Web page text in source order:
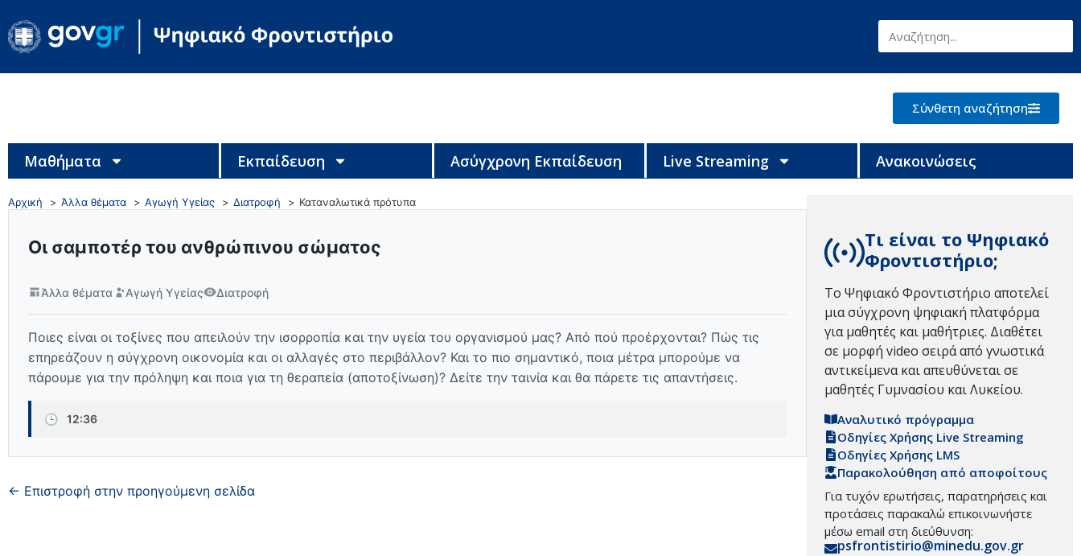
Σύνθετη αναζήτηση
Μαθήματα Εκπαίδευση Ασύγχρονη Εκπαίδευση Live Streaming Ανακοινώσεις
Αρχική Άλλα θέματα Αγωγή Υγείας Διατροφή Καταναλωτικά πρότυπα
Οι σαμποτέρ του ανθρώπινου σώματος
Άλλα θέματα Αγωγή Υγείας Διατροφή
Ποιες είναι οι τοξίνες που απειλούν την ισορροπία και την υγεία του οργανισμού μας? Από πού προέρχονται? Πώς τις
επηρεάζουν η σύγχρονη οικονομία και οι αλλαγές στο περιβάλλον? Και το πιο σημαντικό, ποια μέτρα μπορούμε να
πάρουμε για την πρόληψη και ποια για τη θεραπεία (αποτοξίνωση)? Δείτε την ταινία και θα πάρετε τις απαντήσεις.
🕒 12:36
← Επιστροφή στην προηγούμενη σελίδα
Τι είναι το Ψηφιακό
Φροντιστήριο;
Το Ψηφιακό Φροντιστήριο αποτελεί
μια σύγχρονη ψηφιακή πλατφόρμα
για μαθητές και μαθήτριες. Διαθέτει
σε μορφή video σειρά από γνωστικά
αντικείμενα και απευθύνεται σε
μαθητές Γυμνασίου και Λυκείου.
Αναλυτικό πρόγραμμα
Οδηγίες Χρήσης Live Streaming
Οδηγίες Χρήσης LMS
Παρακολούθηση από αποφοίτους
Για τυχόν ερωτήσεις, παρατηρήσεις και
προτάσεις παρακαλώ επικοινωνήστε
μέσω email στη διεύθυνση:
psfrontistirio@minedu.gov.gr